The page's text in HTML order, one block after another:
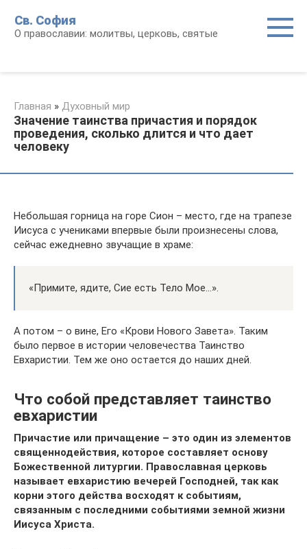
контенту
Св. София
О православии: молитвы, церковь, святые
Главная » Духовный мир
Значение таинства причастия и порядок
проведения, сколько длится и что дает
человеку
Небольшая горница на горе Сион – место, где на трапезе
Иисуса с учениками впервые были произнесены слова,
сейчас ежедневно звучащие в храме:
«Примите, ядите, Сие есть Тело Мое…».
А потом – о вине, Его «Крови Нового Завета». Таким
было первое в истории человечества Таинство
Евхаристии. Тем же оно остается до наших дней.
Что собой представляет таинство
евхаристии
Причастие или причащение – это один из элементов
священнодействия, которое составляет основу
Божественной литургии. Православная церковь
называет евхаристию вечерей Господней, так как
корни этого действа восходят к событиям,
связанным с последними событиями земной жизни
Иисуса Христа.